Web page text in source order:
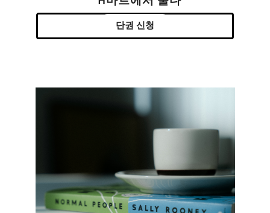
단권 신청